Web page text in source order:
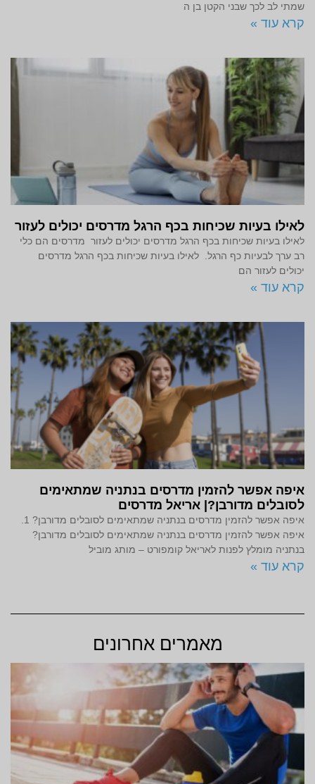
שמתי לב לכך שבני הקטן בן ה
קרא עוד »
לאילו בעיות שכיחות בכף הרגל מדרסים יכולים לעזור
לאילו בעיות שכיחות בכף הרגל מדרסים יכולים לעזור מדרסים הם כלי
רב ערך לבעיות כף הרגל. לאילו בעיות שכיחות בכף הרגל מדרסים
יכולים לעזור הם
קרא עוד »
איפה אפשר להזמין מדרסים בנתניה שמתאימים
לסובלים מדורבן?| אריאל מדרסים
איפה אפשר להזמין מדרסים בנתניה שמתאימים לסובלים מדורבן?
בנתניה מומלץ לפנות לאריאל קומפורט – מותג מוביל
קרא עוד »
מאמרים אחרונים